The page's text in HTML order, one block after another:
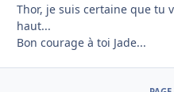
Thor, je suis certaine que tu
haut...
Bon courage à toi Jade...